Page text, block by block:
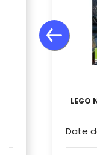
LEGO
Date